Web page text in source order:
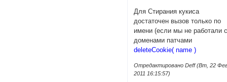
Для Стирания кукиса
достаточен вызов только по
имени (если мы не работали
доменами патчами
deleteCookie( name )
Отредактировано Deff (Вт, 22
2011 16:15:57)